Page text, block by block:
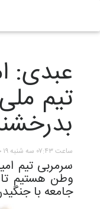
عبدی:
تیم
ساعت ۰۷:۴۳ سه شنبه ۱۹ خرداد ۱۴۰۵
سرمربی تیم
وطن هستیم تا
جامعه با